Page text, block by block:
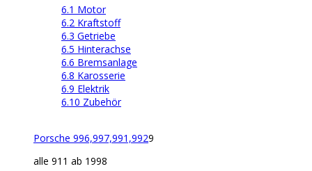
6.1 Motor
6.2 Kraftstoff
6.3 Getriebe
6.5 Hinterachse
6.6 Bremsanlage
6.8 Karosserie
6.9 Elektrik
6.10 Zubehör
Porsche 996,997,991,9929
alle 911 ab 1998